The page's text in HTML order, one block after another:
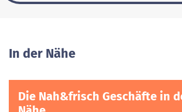
In der Nähe
Die Nah&frisch Geschäfte in